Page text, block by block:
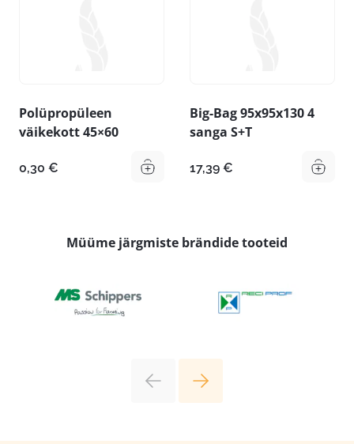
Polüpropüleen
väikekott 45×60
0,30 €
Big-Bag 95x95x130 4
sanga S+T
17,39 €
Müüme järgmiste brändide tooteid